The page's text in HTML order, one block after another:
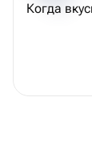
Когда